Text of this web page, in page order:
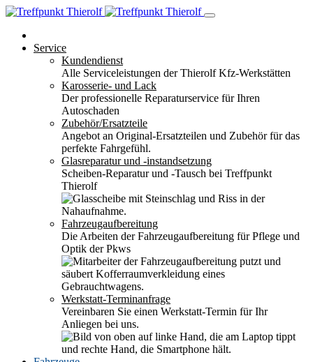
Service
Kundendienst
Alle Serviceleistungen der Thierolf Kfz-Werkstätten
Karosserie- und Lack
Der professionelle Reparaturservice für Ihren
Autoschaden
Zubehör/Ersatzteile
Angebot an Original-Ersatzteilen und Zubehör für das
perfekte Fahrgefühl.
Glasreparatur und -instandsetzung
Scheiben-Reparatur und -Tausch bei Treffpunkt
Thierolf
Fahrzeugaufbereitung
Die Arbeiten der Fahrzeugaufbereitung für Pflege und
Optik der Pkws
Werkstatt-Terminanfrage
Vereinbaren Sie einen Werkstatt-Termin für Ihr
Anliegen bei uns.